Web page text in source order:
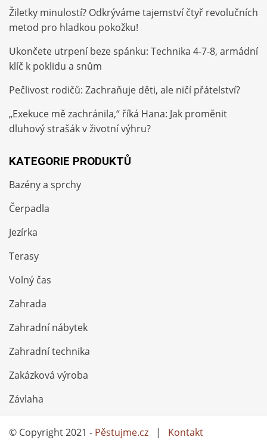
Žiletky minulostí? Odkrýváme tajemství čtyř revolučních
metod pro hladkou pokožku!
Ukončete utrpení beze spánku: Technika 4-7-8, armádní
klíč k poklidu a snům
Pečlivost rodičů: Zachraňuje děti, ale ničí přátelství?
„Exekuce mě zachránila,“ říká Hana: Jak proměnit
dluhový strašák v životní výhru?
KATEGORIE PRODUKTŮ
Bazény a sprchy
Čerpadla
Jezírka
Terasy
Volný čas
Zahrada
Zahradní nábytek
Zahradní technika
Zakázková výroba
Závlaha
© Copyright 2021 - Pěstujme.cz | Kontakt